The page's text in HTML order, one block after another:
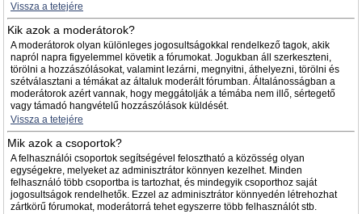
Vissza a tetejére
Kik azok a moderátorok?
A moderátorok olyan különleges jogosultságokkal rendelkező tagok, akik
napról napra figyelemmel követik a fórumokat. Jogukban áll szerkeszteni,
törölni a hozzászólásokat, valamint lezárni, megnyitni, áthelyezni, törölni és
szétválasztani a témákat az általuk moderált fórumban. Általánosságban a
moderátorok azért vannak, hogy meggátolják a témába nem illő, sértegető
vagy támadó hangvételű hozzászólások küldését.
Vissza a tetejére
Mik azok a csoportok?
A felhasználói csoportok segítségével felosztható a közösség olyan
egységekre, melyeket az adminisztrátor könnyen kezelhet. Minden
felhasználó több csoportba is tartozhat, és mindegyik csoporthoz saját
jogosultságok rendelhetők. Ezzel az adminisztrátor könnyedén létrehozhat
zártkörű fórumokat, moderátorrá tehet egyszerre több felhasználót stb.